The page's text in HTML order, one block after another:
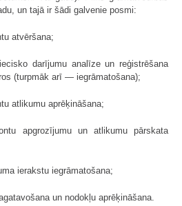
un tajā ir šādi galvenie posmi:
atvēršana;
darījumu analīze un reģistrēšana
(turpmāk arī — iegrāmatošana);
atlikumu aprēķināšana;
apgrozījumu un atlikumu pārskata
ierakstu iegrāmatošana;
un nodokļu aprēķināšana.